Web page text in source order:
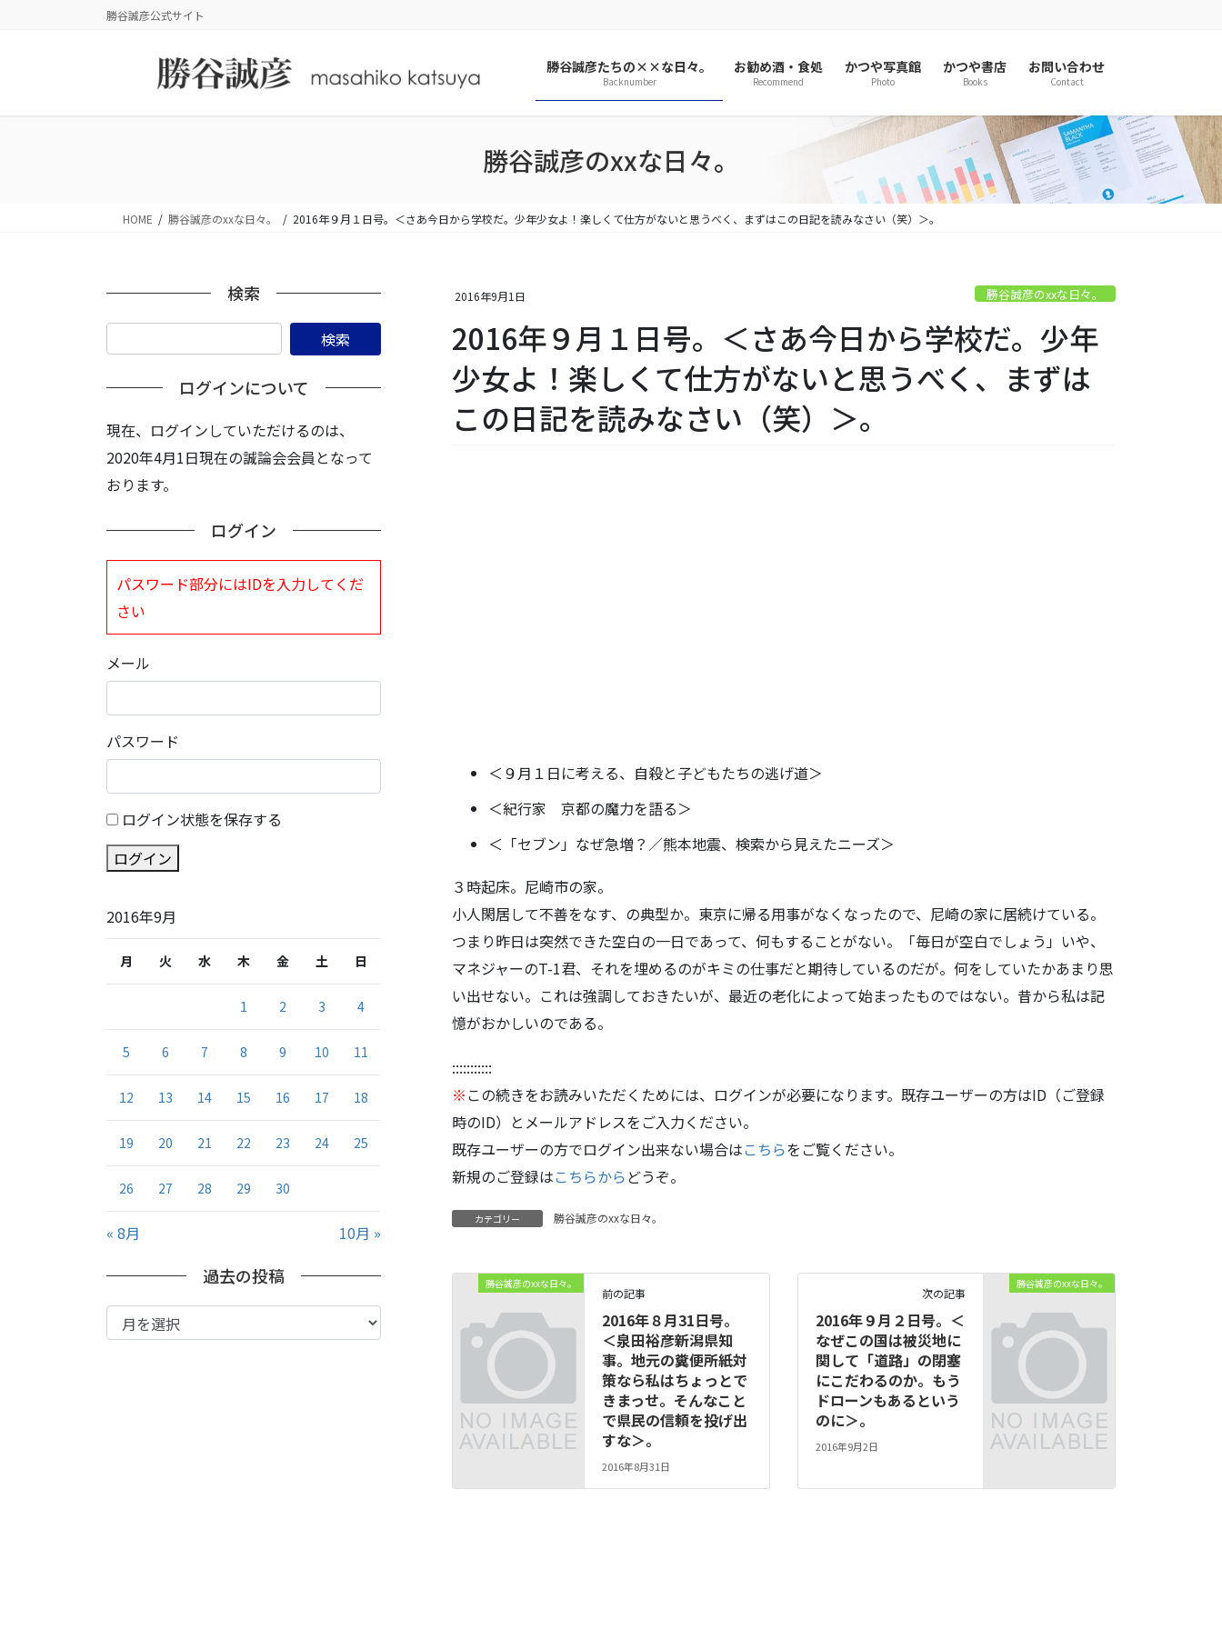
勝谷誠彦公式サイト
勝谷誠彦たちの××な日々。
Backnumber
お勧め酒・食処
Recommend
かつや写真館
Photo
かつや書店
Books
お問い合わせ
Contact
勝谷誠彦のxxな日々。
HOME 勝谷誠彦のxxな日々。 2016年９月１日号。＜さあ今日から学校だ。少年少女よ！楽しくて仕方がないと思うべく、まずはこの日記を読みなさい（笑）＞。
2016年9月1日 勝谷誠彦のxxな日々。
2016年９月１日号。＜さあ今日から学校だ。少年
少女よ！楽しくて仕方がないと思うべく、まずは
この日記を読みなさい（笑）＞。
＜９月１日に考える、自殺と子どもたちの逃げ道＞
＜紀行家 京都の魔力を語る＞
＜「セブン」なぜ急増？／熊本地震、検索から見えたニーズ＞
３時起床。尼崎市の家。
小人閑居して不善をなす、の典型か。 東京に帰る用事がなくなったので、尼崎の家に居続けている。
つまり昨日は突然できた空白の一日であって、 何もすることがない。「毎日が空白でしょう」いや、
マネジャーのT-1君、 それを埋めるのがキミの仕事だと期待しているのだが。 何をしていたかあまり思
い出せない。これは強調しておきたいが、 最近の老化によって始まったものではない。 昔から私は記
憶がおかしいのである。
:::::::::::
※ この続きをお読みいただくためには、ログインが必要になります。既存ユーザーの方はID（ご登録
時のID）とメールアドレスをご入力ください。
既存ユーザーの方でログイン出来ない場合はこちらをご覧ください。
新規のご登録はこちらから どうぞ。
カテゴリー 勝谷誠彦のxxな日々。
勝谷誠彦のxxな日々。
前の記事
2016年８月31日号。
＜泉田裕彦新潟県知
事。地元の糞便所紙対
策なら私はちょっとで
きまっせ。そんなこと
で県民の信頼を投げ出
すな＞。
2016年8月31日
勝谷誠彦のxxな日々。
次の記事
2016年９月２日号。＜
なぜこの国は被災地に
関して「道路」の閉塞
にこだわるのか。もう
ドローンもあるという
のに＞。
2016年9月2日
検索
ログインについて
現在、ログインしていただけるのは、
2020年4月1日現在の誠論会会員となって
おります。
ログイン
パスワード部分にはIDを入力してくだ
さい
メール
パスワード
ログイン状態を保存する
ログイン
2016年9月
月 火 水 木 金 土 日
1 2 3 4
5 6 7 8 9 10 11
12 13 14 15 16 17 18
19 20 21 22 23 24 25
26 27 28 29 30
« 8月 10月 »
過去の投稿
過
去